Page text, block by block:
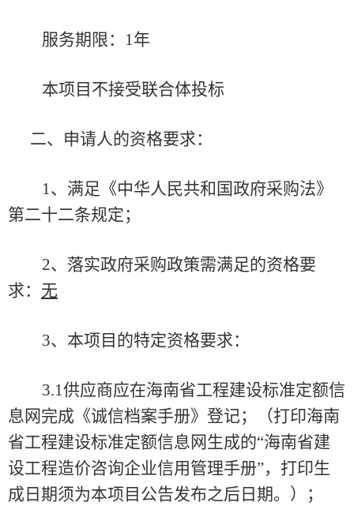
服务期限： 1 年
本项目不接受联合体投标
二、申请人的资格要求：
1、满足《中华人民共和国政府采购法》
第二十二条规定；
2、落实政府采购政策需满足的资格要
求： 无
3、本项目的特定资格要求：
3.1供应商应在海南省工程建设标准定额信
息网完成《诚信档案手册》登记；（打印海南
省工程建设标准定额信息网生成的“海南省建
设工程造价咨询企业信用管理手册”，打印生
成日期须为本项目公告发布之后日期。）；